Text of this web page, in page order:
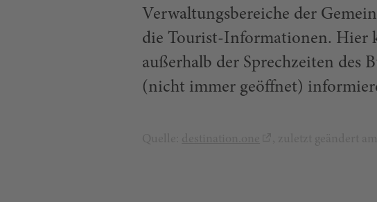
Verwaltungsbereiche der
die Tourist-Informationen. Hier
außerhalb der Sprechzeiten des
(nicht immer geöffnet)